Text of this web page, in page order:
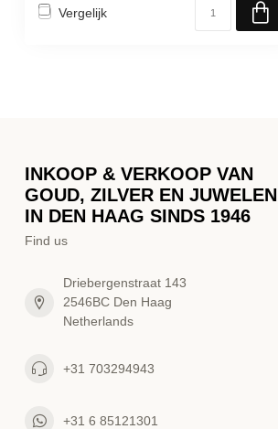
Vergelijk
INKOOP & VERKOOP VAN
GOUD, ZILVER EN JUWELEN
IN DEN HAAG SINDS 1946
Find us
Driebergenstraat 143
2546BC Den Haag
Netherlands
+31 703294943
+31 6 85121301